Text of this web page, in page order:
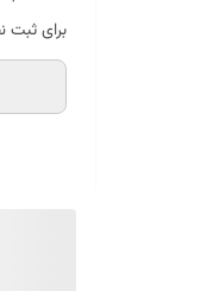
رایحه
رایحه
رایحه
برای ثبت